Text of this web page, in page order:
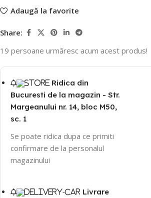
Adaugă la favorite
Share:
19 persoane urmăresc acum acest produs!
Ridica din
Bucuresti de la magazin - Str.
Margeanului nr. 14, bloc M50,
sc. 1
Se poate ridica dupa ce primiti
confirmare de la personalul
magazinului
Livrare